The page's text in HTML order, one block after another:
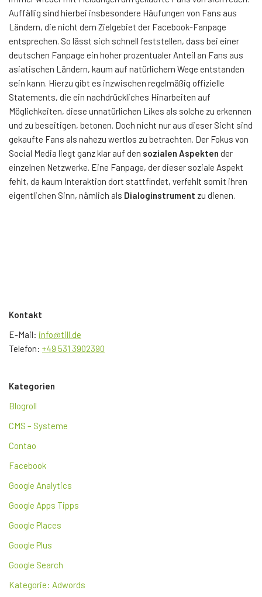
Auffällig sind hierbei insbesondere Häufungen von Fans aus
Ländern, die nicht dem Zielgebiet der Facebook-Fanpage
entsprechen. So lässt sich schnell feststellen, dass bei einer
deutschen Fanpage ein hoher prozentualer Anteil an Fans aus
asiatischen Ländern, kaum auf natürlichem Wege entstanden
sein kann. Hierzu gibt es inzwischen regelmäßig offizielle
Statements, die ein nachdrückliches Hinarbeiten auf
Möglichkeiten, diese unnatürlichen Likes als solche zu erkennen
und zu beseitigen, betonen. Doch nicht nur aus dieser Sicht sind
gekaufte Fans als nahezu wertlos zu betrachten. Der Fokus von
Social Media liegt ganz klar auf den sozialen Aspekten der
einzelnen Netzwerke. Eine Fanpage, der dieser soziale Aspekt
fehlt, da kaum Interaktion dort stattfindet, verfehlt somit ihren
eigentlichen Sinn, nämlich als Dialoginstrument zu dienen.
Kontakt
E-Mail: info@till.de
Telefon: +49 531 3902390
Kategorien
Blogroll
CMS – Systeme
Contao
Facebook
Google Analytics
Google Apps Tipps
Google Places
Google Plus
Google Search
Kategorie: Adwords